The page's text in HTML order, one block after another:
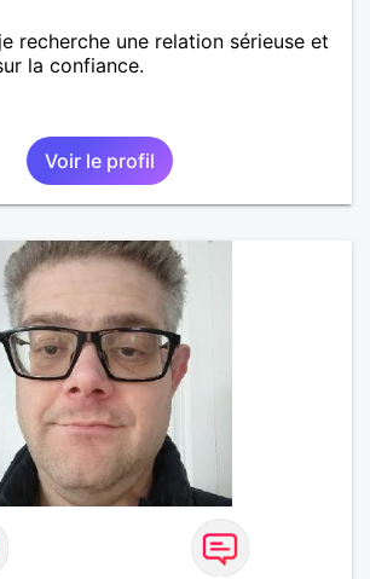
recherche une relation sérieuse et
la confiance.
Voir le profil